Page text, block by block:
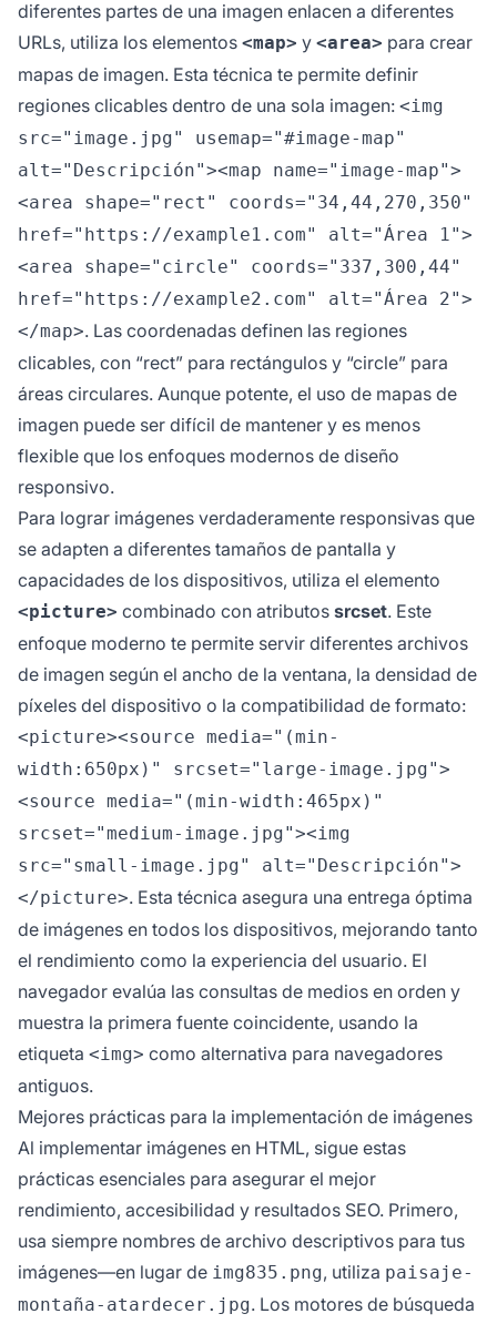
diferentes partes de una imagen enlacen a diferentes
URLs, utiliza los elementos <map> y <area> para crear
mapas de imagen. Esta técnica te permite definir
regiones clicables dentro de una sola imagen: <img
src="image.jpg" usemap="#image-map"
alt="Descripción"><map name="image-map">
<area shape="rect" coords="34,44,270,350"
href="https://example1.com" alt="Área 1">
<area shape="circle" coords="337,300,44"
href="https://example2.com" alt="Área 2">
</map>. Las coordenadas definen las regiones
clicables, con “rect” para rectángulos y “circle” para
áreas circulares. Aunque potente, el uso de mapas de
imagen puede ser difícil de mantener y es menos
flexible que los enfoques modernos de diseño
responsivo.
Para lograr imágenes verdaderamente responsivas que
se adapten a diferentes tamaños de pantalla y
capacidades de los dispositivos, utiliza el elemento
<picture> combinado con atributos srcset. Este
enfoque moderno te permite servir diferentes archivos
de imagen según el ancho de la ventana, la densidad de
píxeles del dispositivo o la compatibilidad de formato:
<picture><source media="(min-
width:650px)" srcset="large-image.jpg">
<source media="(min-width:465px)"
srcset="medium-image.jpg"><img
src="small-image.jpg" alt="Descripción">
</picture>. Esta técnica asegura una entrega óptima
de imágenes en todos los dispositivos, mejorando tanto
el rendimiento como la experiencia del usuario. El
navegador evalúa las consultas de medios en orden y
muestra la primera fuente coincidente, usando la
etiqueta <img> como alternativa para navegadores
antiguos.
Mejores prácticas para la implementación de imágenes
Al implementar imágenes en HTML, sigue estas
prácticas esenciales para asegurar el mejor
rendimiento, accesibilidad y resultados SEO. Primero,
usa siempre nombres de archivo descriptivos para tus
imágenes—en lugar de img835.png, utiliza paisaje-
montaña-atardecer.jpg. Los motores de búsqueda